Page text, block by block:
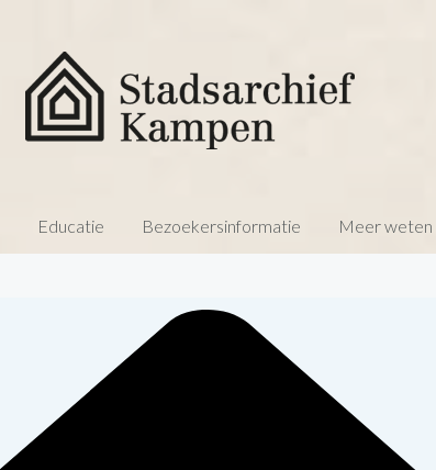
Educatie Bezoekersinformatie Meer weten